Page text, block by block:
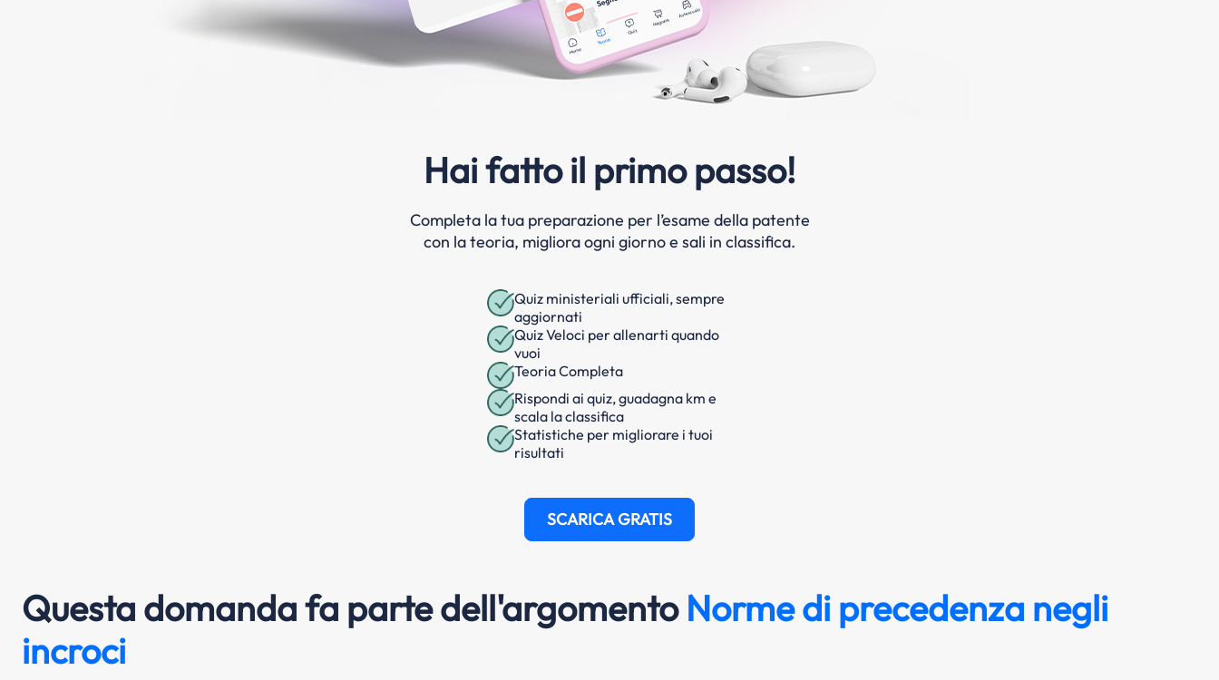
Hai fatto il primo passo!
Completa la tua preparazione per l’esame della patente
con la teoria, migliora ogni giorno e sali in classifica.
Quiz ministeriali ufficiali, sempre
aggiornati
Quiz Veloci per allenarti quando
vuoi
Teoria Completa
Rispondi ai quiz, guadagna km e
scala la classifica
Statistiche per migliorare i tuoi
risultati
SCARICA GRATIS
Questa domanda fa parte dell'argomento Norme di precedenza negli
incroci